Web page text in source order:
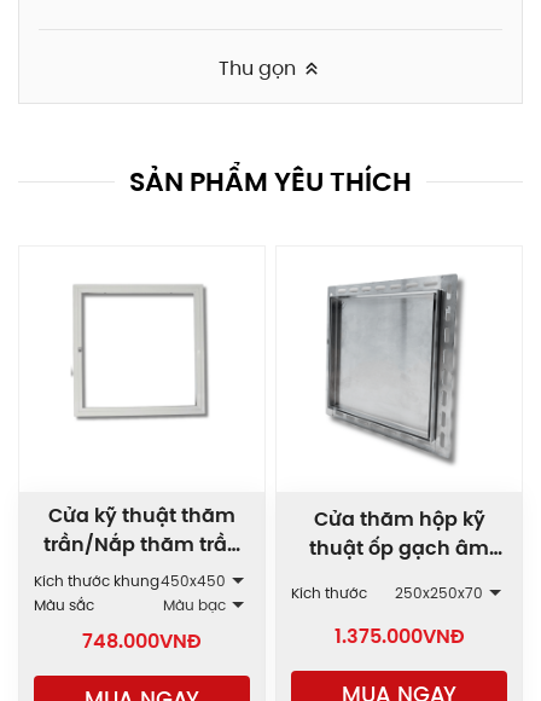
Thu gọn
SẢN PHẨM YÊU THÍCH
Cửa kỹ thuật thăm
trần/Nắp thăm trần
thạch cao SPG
Kích thước khung450x450
Màu sắc
Màu bạc
748.000VNĐ
Cửa thăm hộp kỹ
thuật ốp gạch âm
Kích thước 250x250x70
1.375.000VNĐ
MUA NGAY